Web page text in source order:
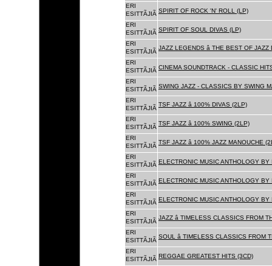
ERI
ESITTÃJIÃ SPIRIT OF ROCK 'N' ROLL (LP)
ERI
ESITTÃJIÃ SPIRIT OF SOUL DIVAS (LP)
ERI
ESITTÃJIÃ
JAZZ LEGENDS â THE BEST OF
ERI
ESITTÃJIÃ CINEMA SOUNDTRACK - CLASSIC
ERI
ESITTÃJIÃ SWING JAZZ - CLASSICS BY SWING
ERI
ESITTÃJIÃ
TSF JAZZ â 100% DIVAS (2LP)
ERI
ESITTÃJIÃ
TSF JAZZ â 100% SWING (2LP)
ERI
ESITTÃJIÃ
TSF JAZZ â 100% JAZZ MANOUCHE
ERI
ESITTÃJIÃ ELECTRONIC MUSIC ANTHOLOGY
ERI
ESITTÃJIÃ ELECTRONIC MUSIC ANTHOLOGY
ERI
ESITTÃJIÃ ELECTRONIC MUSIC ANTHOLOGY
ERI
ESITTÃJIÃ
JAZZ â TIMELESS CLASSICS FROM
ERI
ESITTÃJIÃ
SOUL â TIMELESS CLASSICS FROM
ERI
ESITTÃJIÃ REGGAE GREATEST HITS (3CD)